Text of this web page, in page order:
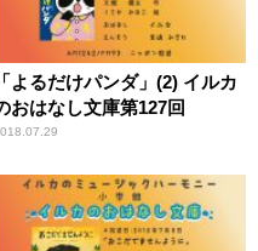
「よるだけパンダ」(2) イルカ
おはなし文庫第127回